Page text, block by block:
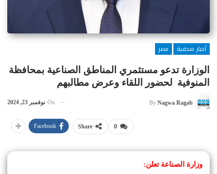
أخبار صحفية
مصر
الوزارة تدعو مستثمري المناطق الصناعية بمحافظة
المنوفية لحضور اللقاء وعرض مطالبهم
By Nagwa Ragab
On نوفمبر 23, 2024
0
Share
Facebook
وزارة الصناعة تعلن: